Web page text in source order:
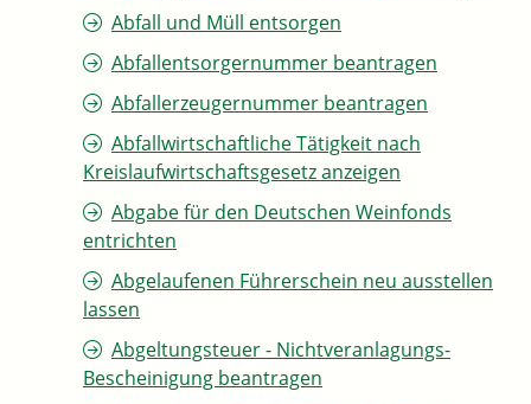
Abfall und Müll entsorgen
Abfallentsorgernummer beantragen
Abfallerzeugernummer beantragen
Abfallwirtschaftliche Tätigkeit nach
Kreislaufwirtschaftsgesetz anzeigen
Abgabe für den Deutschen Weinfonds
entrichten
Abgelaufenen Führerschein neu ausstellen
lassen
Abgeltungsteuer - Nichtveranlagungs-
Bescheinigung beantragen